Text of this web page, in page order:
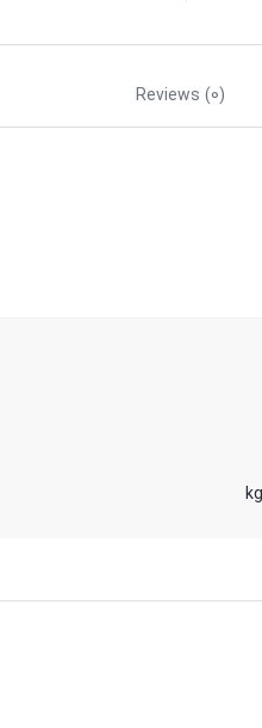
Reviews (0)